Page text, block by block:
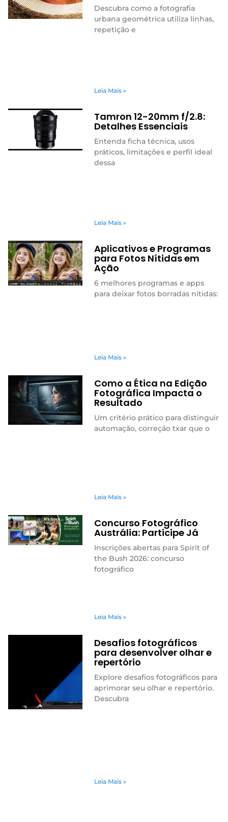
Descubra como a fotografia
urbana geométrica utiliza linhas,
repetição e
Leia Mais »
Tamron 12-20mm f/2.8:
Detalhes Essenciais
Entenda ficha técnica, usos
práticos, limitações e perfil ideal
dessa
Leia Mais »
Aplicativos e Programas
para Fotos Nítidas em
Ação
6 melhores programas e apps
para deixar fotos borradas nítidas:
Leia Mais »
Como a Ética na Edição
Fotográfica Impacta o
Resultado
Um critério prático para distinguir
automação, correção txar que o
Leia Mais »
Concurso Fotográfico
Austrália: Participe Já
Inscrições abertas para Spirit of
the Bush 2026: concurso
fotográfico
Leia Mais »
Desafios fotográficos
para desenvolver olhar e
repertório
Explore desafios fotográficos para
aprimorar seu olhar e repertório.
Descubra
Leia Mais »